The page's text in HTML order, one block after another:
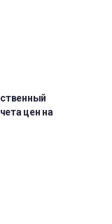
цен на